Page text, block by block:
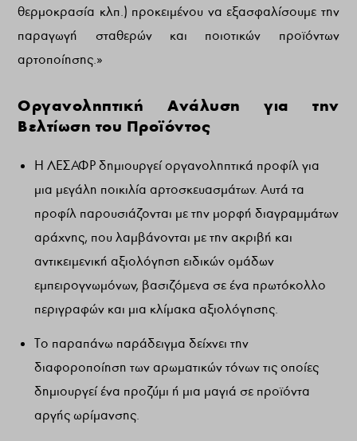
θερμοκρασία κλπ.) προκειμένου να εξασφαλίσουμε την
παραγωγή σταθερών και ποιοτικών προϊόντων
αρτοποίησης.»
Οργανοληπτική Ανάλυση για την
Βελτίωση του Προϊόντος
Η ΛΕΣΑΦΡ δημιουργεί οργανοληπτικά προφίλ για
μια μεγάλη ποικιλία αρτοσκευασμάτων. Αυτά τα
προφίλ παρουσιάζονται με την μορφή διαγραμμάτων
αράχνης, που λαμβάνονται με την ακριβή και
αντικειμενική αξιολόγηση ειδικών ομάδων
εμπειρογνωμόνων, βασιζόμενα σε ένα πρωτόκολλο
περιγραφών και μια κλίμακα αξιολόγησης.
Το παραπάνω παράδειγμα δείχνει την
διαφοροποίηση των αρωματικών τόνων τις οποίες
δημιουργεί ένα προζύμι ή μια μαγιά σε προϊόντα
αργής ωρίμανσης.